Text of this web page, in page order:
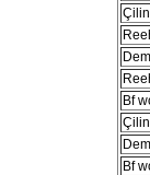
Bf
Bf